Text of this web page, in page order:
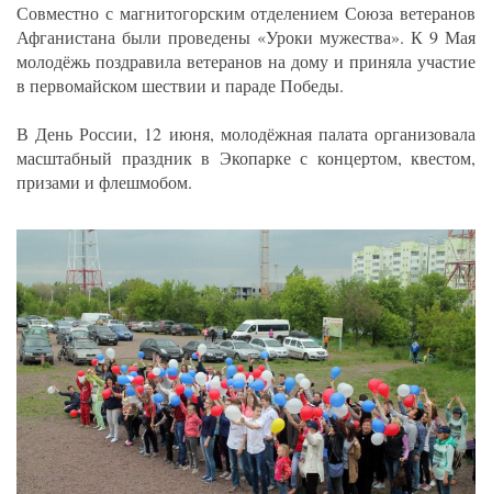
Совместно с магнитогорским отделением Союза ветеранов
Афганистана были проведены «Уроки мужества». К 9 Мая
молодёжь поздравила ветеранов на дому и приняла участие
в первомайском шествии и параде Победы.
В День России, 12 июня, молодёжная палата организовала
масштабный праздник в Экопарке с концертом, квестом,
призами и флешмобом.